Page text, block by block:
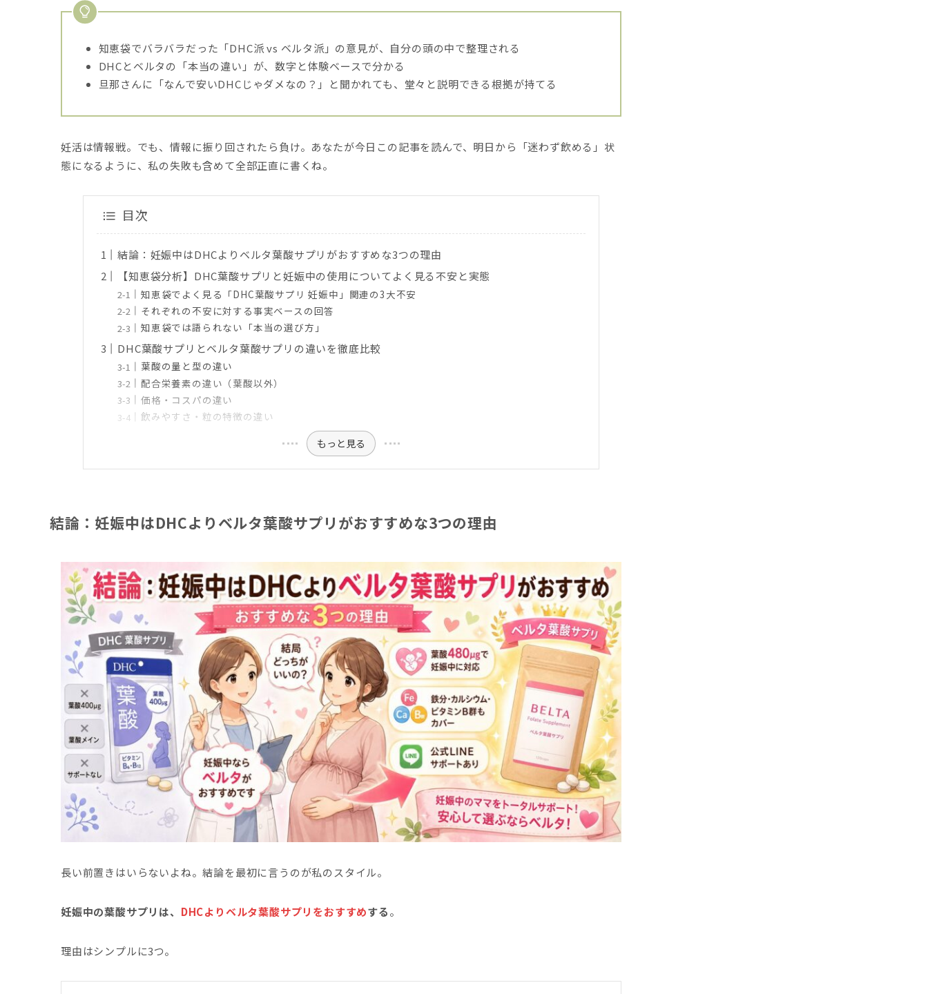
知恵袋でバラバラだった「DHC派 vs ベルタ派」の意見が、自分の頭の中で整理される
DHCとベルタの「本当の違い」が、数字と体験ベースで分かる
旦那さんに「なんで安いDHCじゃダメなの？」と聞かれても、堂々と説明できる根拠が持てる
妊活は情報戦。でも、情報に振り回されたら負け。あなたが今日この記事を読んで、明日から「迷わず飲める」状
態になるように、私の失敗も含めて全部正直に書くね。
目次
結論：妊娠中はDHCよりベルタ葉酸サプリがおすすめな3つの理由
【知恵袋分析】DHC葉酸サプリと妊娠中の使用についてよく見る不安と実態
知恵袋でよく見る「DHC葉酸サプリ 妊娠中」関連の3大不安
それぞれの不安に対する事実ベースの回答
知恵袋では語られない「本当の選び方」
DHC葉酸サプリとベルタ葉酸サプリの違いを徹底比較
葉酸の量と型の違い
配合栄養素の違い（葉酸以外）
価格・コスパの違い
飲みやすさ・粒の特徴の違い
もっと見る
結論：妊娠中はDHCよりベルタ葉酸サプリがおすすめな3つの理由
長い前置きはいらないよね。結論を最初に言うのが私のスタイル。
妊娠中の葉酸サプリは、 DHCよりベルタ葉酸サプリをおすすめする。
理由はシンプルに3つ。